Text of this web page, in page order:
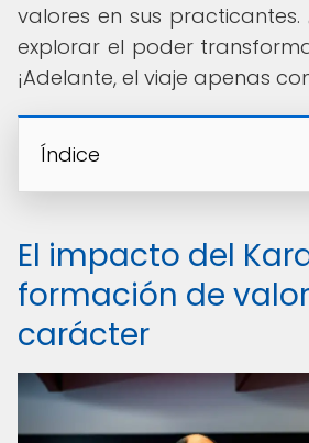
valores en sus practicantes.
explorar el poder
¡Adelante, el viaje apenas
Índice
El impacto del
formación de
carácter